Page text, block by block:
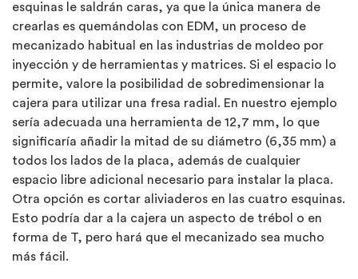
esquinas le saldrán caras, ya que la única manera de
crearlas es quemándolas con EDM, un proceso de
mecanizado habitual en las industrias de moldeo por
inyección y de herramientas y matrices. Si el espacio lo
permite, valore la posibilidad de sobredimensionar la
cajera para utilizar una fresa radial. En nuestro ejemplo
sería adecuada una herramienta de 12,7 mm, lo que
significaría añadir la mitad de su diámetro (6,35 mm) a
todos los lados de la placa, además de cualquier
espacio libre adicional necesario para instalar la placa.
Otra opción es cortar aliviaderos en las cuatro esquinas.
Esto podría dar a la cajera un aspecto de trébol o en
forma de T, pero hará que el mecanizado sea mucho
más fácil.